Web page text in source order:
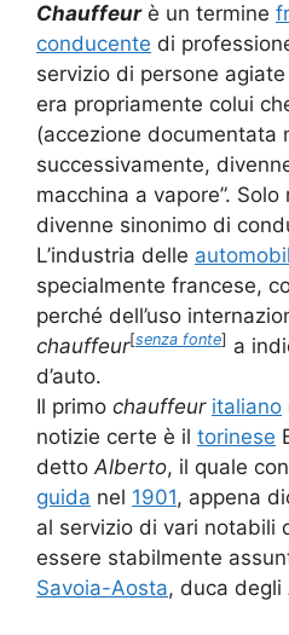
Chauffeurè un termine
conducente di
servizio di persone
era propriamente colui
(accezione documentata
successivamente,
macchina a vapore”.
divenne sinonimo di
L’industria delle
specialmente francese,
perché dell’uso
chauffeur[senza fonte] a
d’auto.
Il primo chauffeur italiano
notizie certe è il torinese
dettoAlberto, il quale
guida nel 1901, appena
al servizio di vari notabili
essere stabilmente
Savoia-Aosta, duca degli